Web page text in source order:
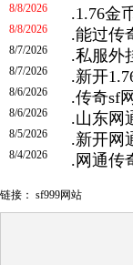
.1.76金
8/8/2026
.能过传
8/8/2026
.私服外
8/7/2026
.新开
8/7/2026
.传奇sf网
8/6/2026
.山东网
8/6/2026
.新开网
8/5/2026
. 网通传
8/4/2026
链接： sf999网站